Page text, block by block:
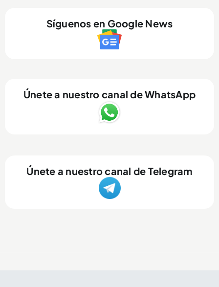
Síguenos en Google News
Únete a nuestro canal de WhatsApp
Únete a nuestro canal de Telegram